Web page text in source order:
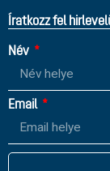
Íratkozz fel
Név
Email